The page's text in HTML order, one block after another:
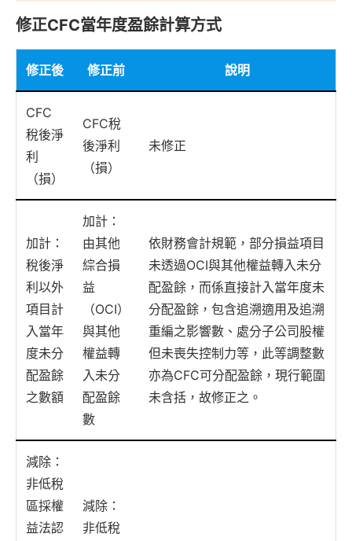
修正CFC當年度盈餘計算方式
修正後 修正前 說明
CFC
稅後淨
利
（損）
CFC稅
後淨利
（損）
未修正
加計：
稅後淨
利以外
項目計
入當年
度未分
配盈餘
之數額
加計：
由其他
綜合損
益
（OCI）
與其他
權益轉
入未分
配盈餘
數
依財務會計規範，部分損益項目
未透過OCI與其他權益轉入未分
配盈餘，而係直接計入當年度未
分配盈餘，包含追溯適用及追溯
重編之影響數、處分子公司股權
但未喪失控制力等，此等調整數
亦為CFC可分配盈餘，現行範圍
未含括，故修正之。
減除：
非低稅
區採權
益法認
減除：
非低稅